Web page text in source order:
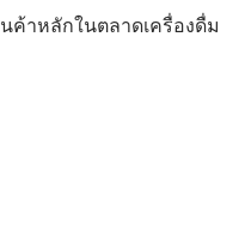
ค้าหลักในตลาดเครื่องดื่ม